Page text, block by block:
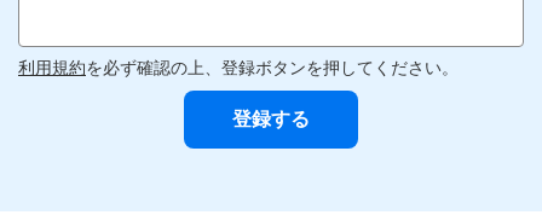
利用規約を必ず確認の上、登録ボタンを押してください。